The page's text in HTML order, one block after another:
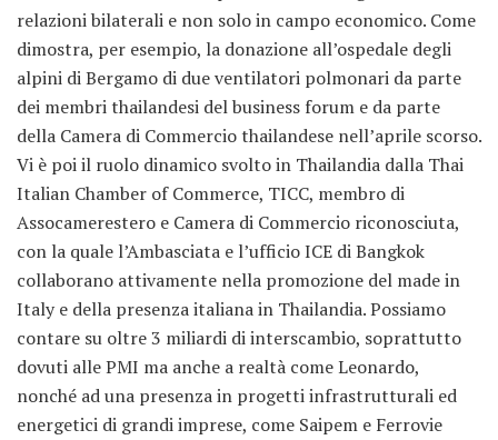
relazioni bilaterali e non solo in campo economico. Come
dimostra, per esempio, la donazione all’ospedale degli
alpini di Bergamo di due ventilatori polmonari da parte
dei membri thailandesi del business forum e da parte
della Camera di Commercio thailandese nell’aprile scorso.
Vi è poi il ruolo dinamico svolto in Thailandia dalla Thai
Italian Chamber of Commerce, TICC, membro di
Assocamerestero e Camera di Commercio riconosciuta,
con la quale l’Ambasciata e l’ufficio ICE di Bangkok
collaborano attivamente nella promozione del made in
Italy e della presenza italiana in Thailandia. Possiamo
contare su oltre 3 miliardi di interscambio, soprattutto
dovuti alle PMI ma anche a realtà come Leonardo,
nonché ad una presenza in progetti infrastrutturali ed
energetici di grandi imprese, come Saipem e Ferrovie